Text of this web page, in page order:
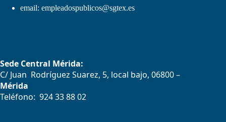
email: empleadospublicos@sgtex.es
Sede Central Mérida:
C/ Juan Rodríguez Suarez, 5, local bajo, 06800 –
Mérida
Teléfono: 924 33 88 02